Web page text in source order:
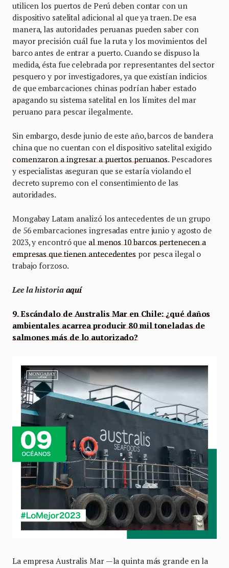
utilicen los puertos de Perú deben contar con un
dispositivo satelital adicional al que ya traen. De esa
manera, las autoridades peruanas pueden saber con
mayor precisión cuál fue la ruta y los movimientos del
barco antes de entrar a puerto. Cuando se dispuso la
medida, ésta fue celebrada por representantes del sector
pesquero y por investigadores, ya que existían indicios
de que embarcaciones chinas podrían haber estado
apagando su sistema satelital en los límites del mar
peruano para pescar ilegalmente.
Sin embargo, desde junio de este año, barcos de bandera
china que no cuentan con el dispositivo satelital exigido
comenzaron a ingresar a puertos peruanos. Pescadores
y especialistas aseguran que se estaría violando el
decreto supremo con el consentimiento de las
autoridades.
Mongabay Latam analizó los antecedentes de un grupo
de 56 embarcaciones ingresadas entre junio y agosto de
2023, y encontró queal menos 10 barcos pertenecen a
empresas que tienen antecedentes por pesca ilegal o
trabajo forzoso.
Lee la historia aquí
9. Escándalo de Australis Mar en Chile: ¿qué daños
ambientales acarrea producir 80 mil toneladas de
salmones más de lo autorizado?
La empresa Australis Mar —la quinta más grande en la